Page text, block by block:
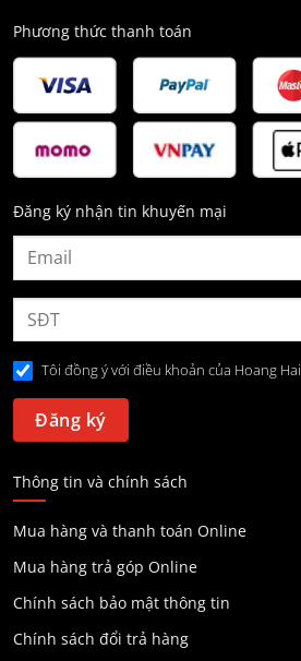
Phương thức thanh toán
Đăng ký nhận tin khuyến mại
Tôi đồng ý với điều khoản của Hoang Hai
Thông tin và chính sách
Mua hàng và thanh toán Online
Mua hàng trả góp Online
Chính sách bảo mật thông tin
Chính sách đổi trả hàng